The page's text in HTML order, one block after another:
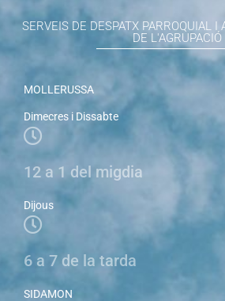
SERVEIS DE DESPATX PARROQUIAL I
DE L'AGRUPACIÓ
MOLLERUSSA
Dimecres i Dissabte
12 a 1 del migdia
Dijous
6 a 7 de la tarda
SIDAMON